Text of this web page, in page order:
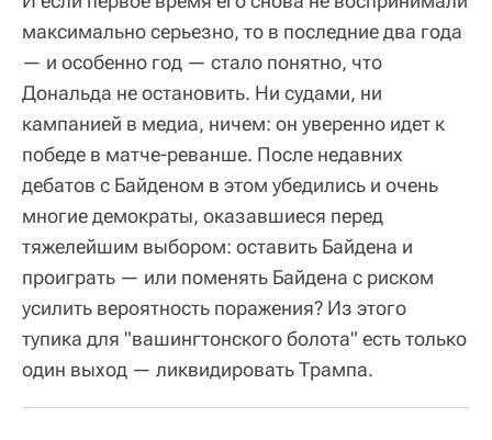
максимально серьезно, то в последние два года
— и особенно год — стало понятно, что
Дональда не остановить. Ни судами, ни
кампанией в медиа, ничем: он уверенно идет к
победе в матче-реванше. После недавних
дебатов с Байденом в этом убедились и очень
многие демократы, оказавшиеся перед
тяжелейшим выбором: оставить Байдена и
проиграть — или поменять Байдена с риском
усилить вероятность поражения? Из этого
тупика для "вашингтонского болота" есть только
один выход — ликвидировать Трампа.